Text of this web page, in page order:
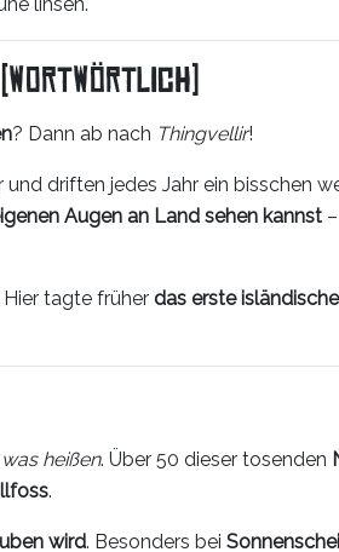
(wortwörtlich)
? Dann ab nach Thingvellir!
driften jedes Jahr ein bisschen
Augen an Land sehen kannst
Hier tagte früher das erste
heißen. Über 50 dieser tosenden
.
wird. Besonders bei